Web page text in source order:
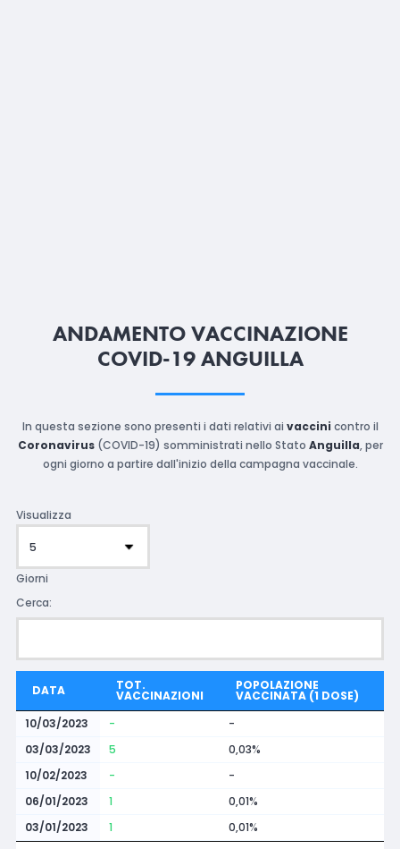
ANDAMENTO VACCINAZIONE
COVID-19 ANGUILLA
In questa sezione sono presenti i dati relativi ai vaccini contro il
Coronavirus(COVID-19) somministrati nello Stato Anguilla, per
ogni giorno a partire dall'inizio della campagna vaccinale.
Visualizza
Giorni
Cerca:
DATA TOT.
VACCINAZIONI
POPOLAZIONE
VACCINATA (1 DOSE)
10/03/2023
-
-
03/03/2023
5
0,03%
10/02/2023
-
-
06/01/2023
1
0,01%
03/01/2023
1
0,01%